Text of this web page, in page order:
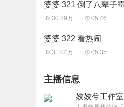
婆婆 321 倒了八辈子
30.89万 05:46
婆婆 322 看热闹
31.04万 05:35
主播信息
姣姣兮工作室